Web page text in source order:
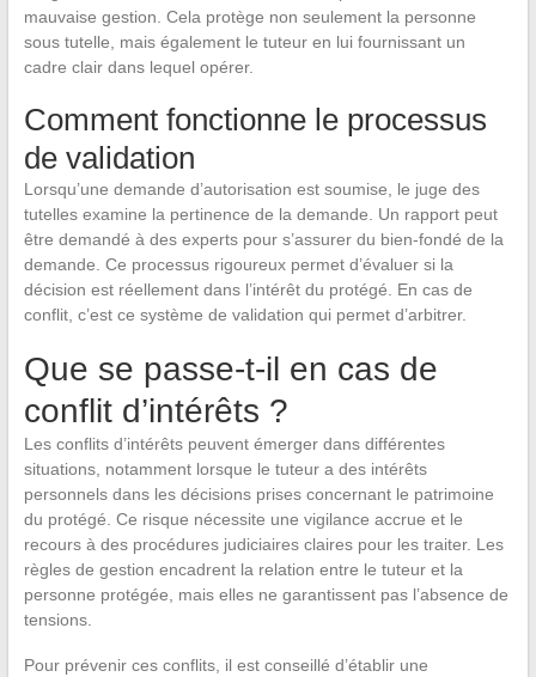
mauvaise gestion. Cela protège non seulement la personne
sous tutelle, mais également le tuteur en lui fournissant un
cadre clair dans lequel opérer.
Comment fonctionne le processus
de validation
Lorsqu’une demande d’autorisation est soumise, le juge des
tutelles examine la pertinence de la demande. Un rapport peut
être demandé à des experts pour s’assurer du bien-fondé de la
demande. Ce processus rigoureux permet d’évaluer si la
décision est réellement dans l’intérêt du protégé. En cas de
conflit, c’est ce système de validation qui permet d’arbitrer.
Que se passe-t-il en cas de
conflit d’intérêts ?
Les conflits d’intérêts peuvent émerger dans différentes
situations, notamment lorsque le tuteur a des intérêts
personnels dans les décisions prises concernant le patrimoine
du protégé. Ce risque nécessite une vigilance accrue et le
recours à des procédures judiciaires claires pour les traiter. Les
règles de gestion encadrent la relation entre le tuteur et la
personne protégée, mais elles ne garantissent pas l’absence de
tensions.
Pour prévenir ces conflits, il est conseillé d’établir une